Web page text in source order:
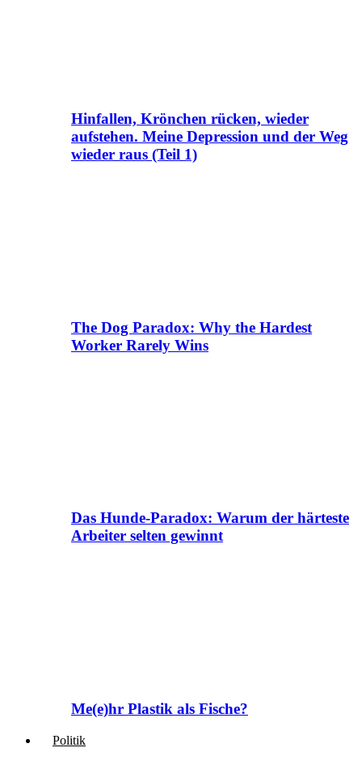
Hinfallen, Krönchen rücken, wieder
aufstehen. Meine Depression und der Weg
wieder raus (Teil 1)
The Dog Paradox: Why the Hardest
Worker Rarely Wins
Das Hunde-Paradox: Warum der härteste
Arbeiter selten gewinnt
Me(e)hr Plastik als Fische?
Politik